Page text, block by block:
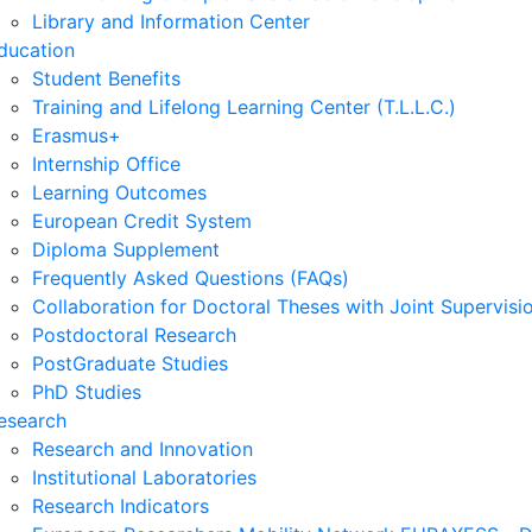
Library and Information Center
Student Benefits
Training and Lifelong Learning Center (T.L.L.C.)
Erasmus+
Internship Office
Learning Outcomes
European Credit System
Diploma Supplement
Frequently Asked Questions (FAQs)
Collaboration for Doctoral Theses with Joint
Postdoctoral Research
PostGraduate Studies
PhD Studies
Research and Innovation
Institutional Laboratories
Research Indicators